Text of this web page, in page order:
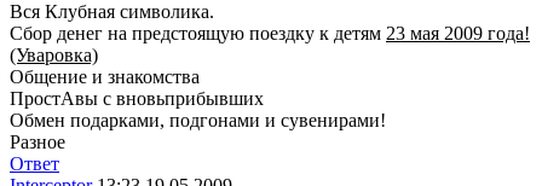
Вся Клубная символика.
Сбор денег на предстоящую поездку к детям 23 мая 2009 года!
(Уваровка)
Общение и знакомства
ПростАвы с вновьприбывших
Обмен подарками, подгонами и сувенирами!
Разное
Ответ